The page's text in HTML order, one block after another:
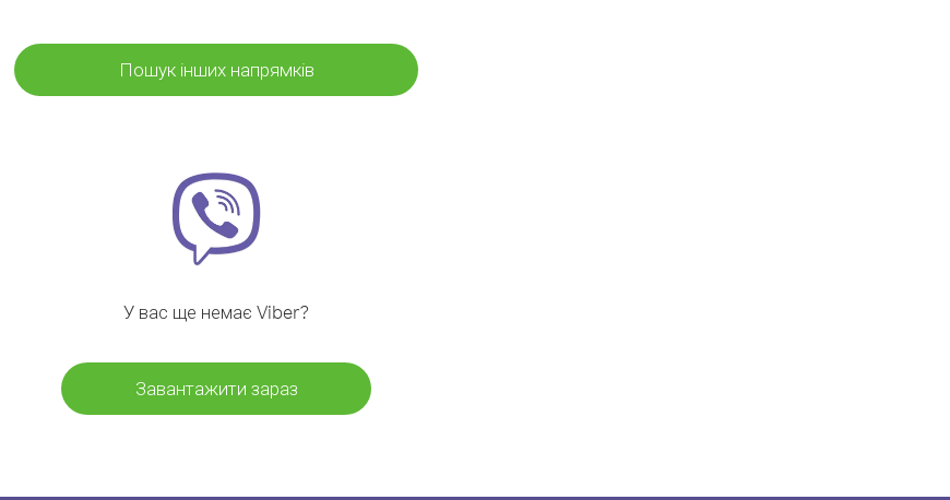
Пошук інших напрямків
У вас ще немає Viber?
Завантажити зараз